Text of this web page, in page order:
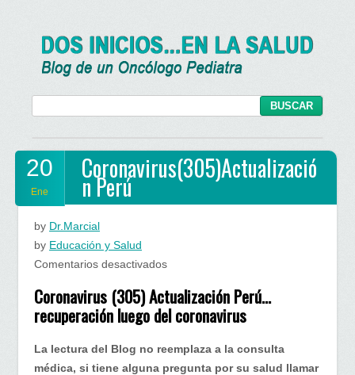
20
Ene
Coronavirus(305)Actualizació
n Perú
by Dr.Marcial
by Educación y Salud
Comentarios desactivadosen
Perú
Coronavirus (305) Actualización Perú…
recuperación luego del coronavirus
La lectura del Blog no reemplaza a la consulta
médica, si tiene alguna pregunta por su salud llamar